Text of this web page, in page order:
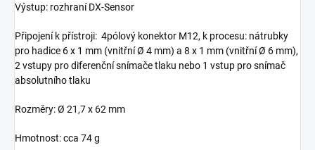
Výstup: rozhraní DX-Sensor
Připojení k přístroji: 4pólový konektor M12, k procesu: nátrubky
pro hadice 6 x 1 mm (vnitřní Ø 4 mm) a 8 x 1 mm (vnitřní Ø 6 mm),
2 vstupy pro diferenční snímače tlaku nebo 1 vstup pro snímač
absolutního tlaku
Rozměry: Ø 21,7 x 62 mm
Hmotnost: cca 74 g